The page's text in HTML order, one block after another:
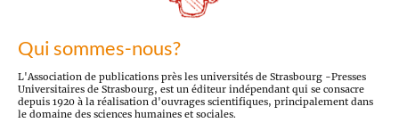
Qui sommes-nous?
L'Association de publications près les universités de Strasbourg -Presses
Universitaires de Strasbourg, est un éditeur indépendant qui se consacre
depuis 1920 à la réalisation d'ouvrages scientifiques, principalement dans
le domaine des sciences humaines et sociales.